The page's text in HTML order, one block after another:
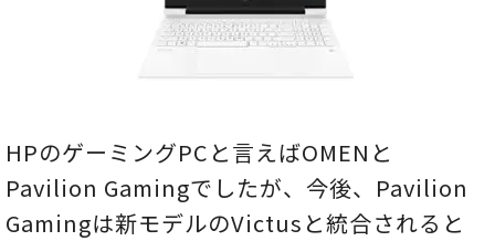
HPのゲーミングPCと言えばOMENと
Pavilion Gamingでしたが、今後、Pavilion
Gamingは新モデルのVictusと統合されると